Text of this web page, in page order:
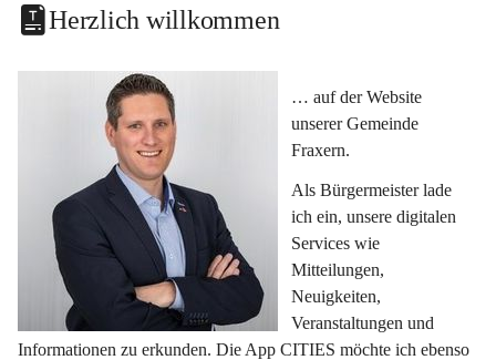
Herzlich willkommen
… auf der Website
unserer Gemeinde
Fraxern.
Als Bürgermeister lade
ich ein, unsere digitalen
Services wie
Mitteilungen,
Neuigkeiten,
Veranstaltungen und
Informationen zu erkunden. Die App CITIES möchte ich ebenso